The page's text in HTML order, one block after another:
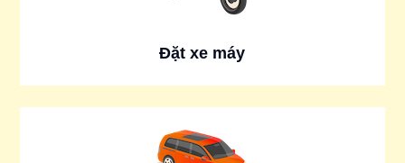
Đặt xe máy